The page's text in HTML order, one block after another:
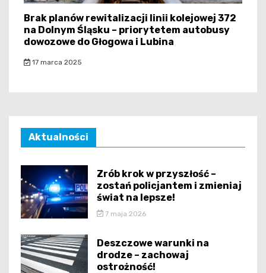
Brak planów rewitalizacji linii kolejowej 372
na Dolnym Śląsku – priorytetem autobusy
dowozowe do Głogowa i Lubina
17 marca 2025
Aktualności
Zrób krok w przyszłość –
zostań policjantem i zmieniaj
świat na lepsze!
7 maja 2026
Deszczowe warunki na
drodze – zachowaj
ostrożność!